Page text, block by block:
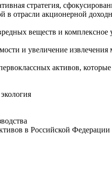
стратегия,
в отрасли акционерной
веществ и комплексное
и увеличение извлечения
активов,
в Российской Федерации